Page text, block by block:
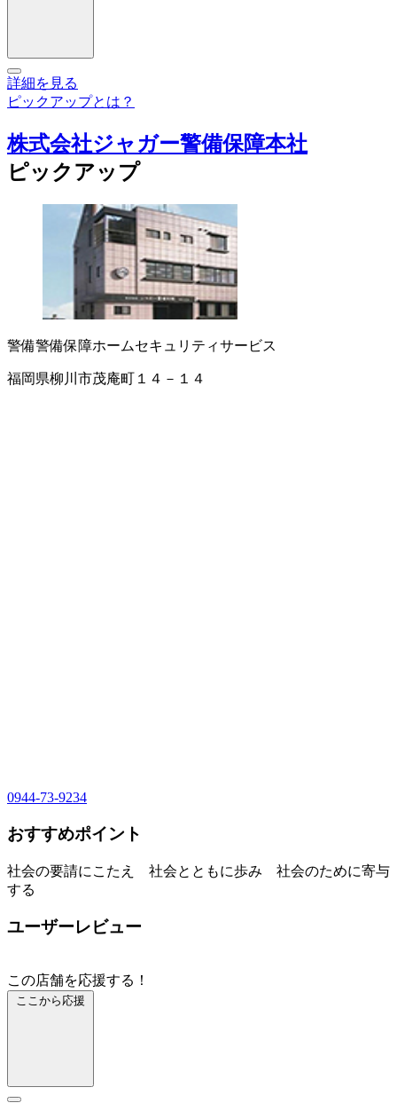
詳細を見る
ピックアップとは？
株式会社ジャガー警備保障本社
ピックアップ
警備警備保障ホームセキュリティサービス
福岡県柳川市茂庵町１４－１４
0944-73-9234
おすすめポイント
社会の要請にこたえ 社会とともに歩み 社会のために寄与
する
ユーザーレビュー
この店舗を応援する！
ここから応援